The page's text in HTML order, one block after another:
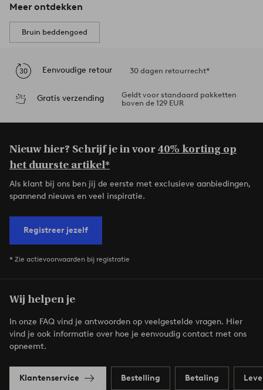
Meer ontdekken
Bruin beddengoed
Eenvoudige retour 30 dagen retourrecht*
Gratis verzending
Geldt voor standaard pakketten
boven de 129 EUR
Nieuw hier? Schrijf je in voor40% korting op
het duurste artikel*
Als klant bij ons ben jij de eerste met exclusieve aanbiedingen,
spannend nieuws en veel inspiratie.
Registreer jezelf
* Zie actievoorwaarden bij registratie
Wij helpen je
In onze FAQ vind je antwoorden op veelgestelde vragen. Hier
vind je ook informatie over hoe je eenvoudig contact met ons
opneemt.
Klantenservice Bestelling Betaling